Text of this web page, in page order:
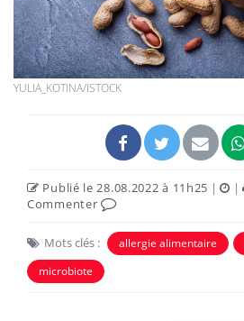
YULIA_KOTINA/ISTOCK
Publié le 28.08.2022 à 11h25 | |
Commenter
Mots clés : allergie alimentaire
microbiote